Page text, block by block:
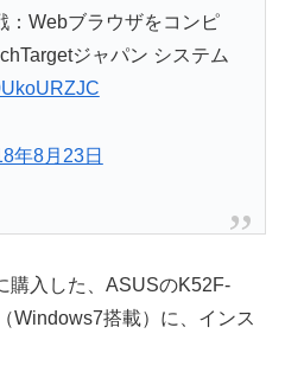
：Webブラウザをコンピ
ジャパン システム
年8月23日
購入した、ASUSのK52F-
Windows7搭載）に、インス